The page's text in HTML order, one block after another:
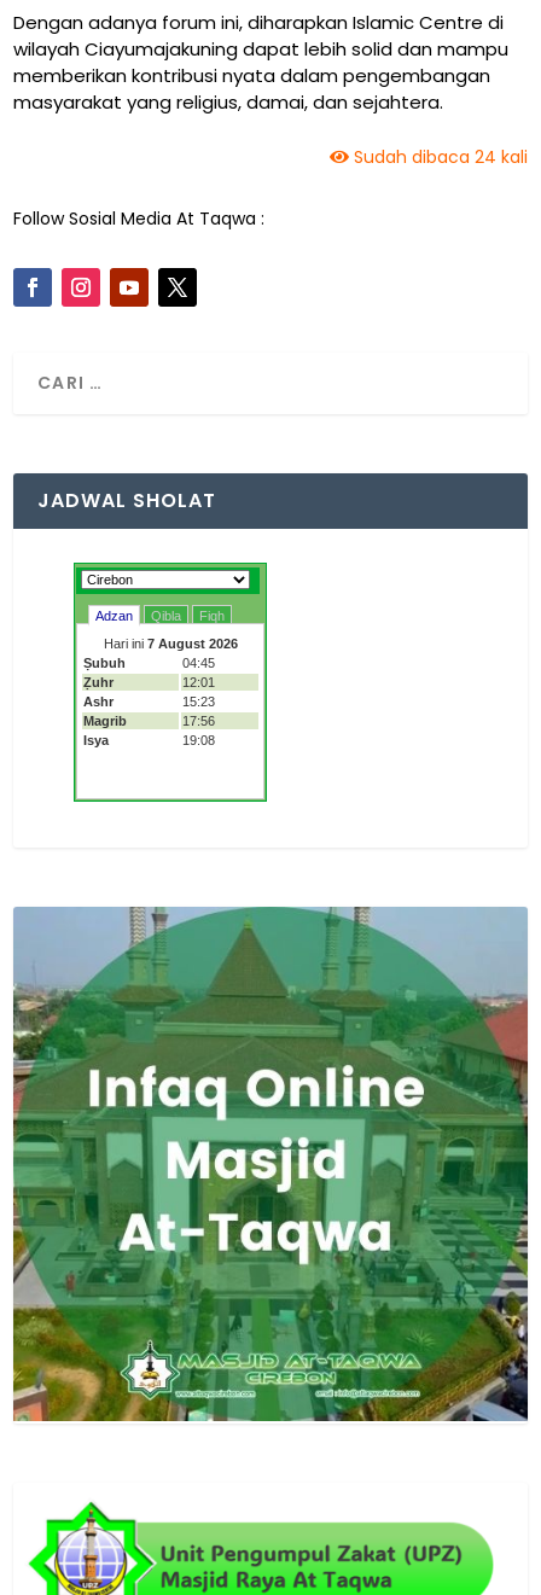
Dengan adanya forum ini, diharapkan Islamic Centre di
wilayah Ciayumajakuning dapat lebih solid dan mampu
memberikan kontribusi nyata dalam pengembangan
masyarakat yang religius, damai, dan sejahtera.
Sudah dibaca 24 kali
Follow Sosial Media At Taqwa :
JADWAL SHOLAT